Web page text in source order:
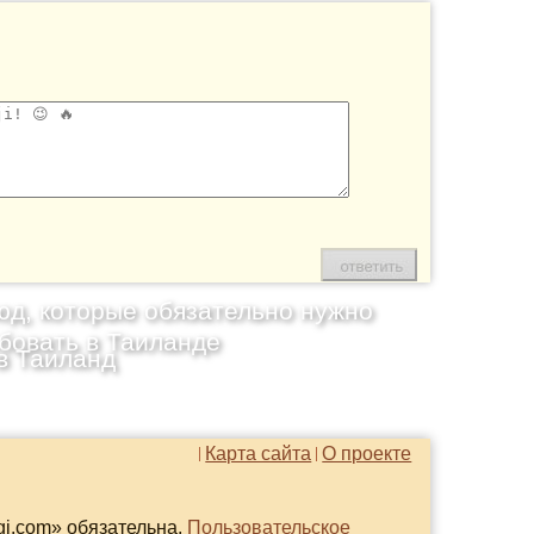
которые обязательно нужно
в Таиланде
Таиланд
О проекте
Карта сайта
обязательна. Пользовательское